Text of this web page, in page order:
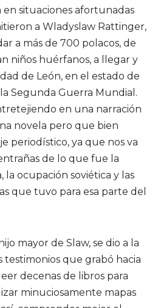
en situaciones afortunadas
a Wladyslaw Rattinger,
a más de 700 polacos, de
niños huérfanos, a llegar y
de León, en el estado de
Segunda Guerra Mundial.
en una narración
novela pero que bien
periodístico, ya que nos va
de lo que fue la
la ocupación soviética y las
que tuvo para esa parte del
mayor de Slaw, se dio a la
testimonios que grabó hacia
decenas de libros para
minuciosamente mapas